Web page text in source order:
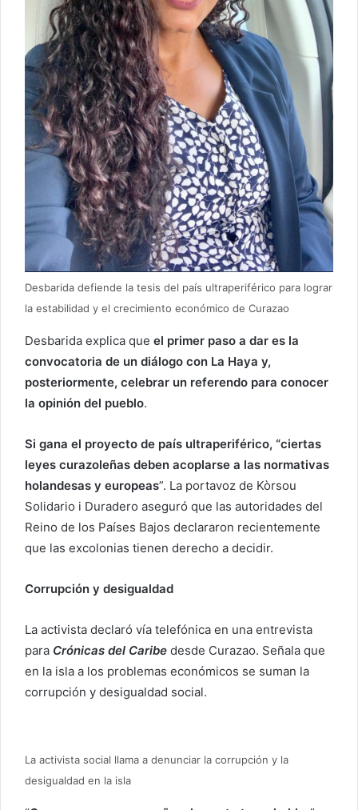
Desbarida defiende la tesis del país ultraperiférico para lograr
la estabilidad y el crecimiento económico de Curazao
Desbarida explica que el primer paso a dar es la
convocatoria de un diálogo con La Haya y,
posteriormente, celebrar un referendo para conocer
la opinión del pueblo.
Si gana el proyecto de país ultraperiférico, “ciertas
leyes curazoleñas deben acoplarse a las normativas
holandesas y europeas”. La portavoz de Kòrsou
Solidario i Duradero aseguró que las autoridades del
Reino de los Países Bajos declararon recientemente
que las excolonias tienen derecho a decidir.
Corrupción y desigualdad
La activista declaró vía telefónica en una entrevista
para Crónicas del Caribe desde Curazao. Señala que
en la isla a los problemas económicos se suman la
corrupción y desigualdad social.
La activista social llama a denunciar la corrupción y la
desigualdad en la isla